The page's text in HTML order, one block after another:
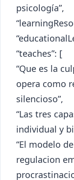
psicología”,
“teaches”: [
“Que es la
opera como
silencioso”,
“Las tres
individual y
“El modelo
regulacion